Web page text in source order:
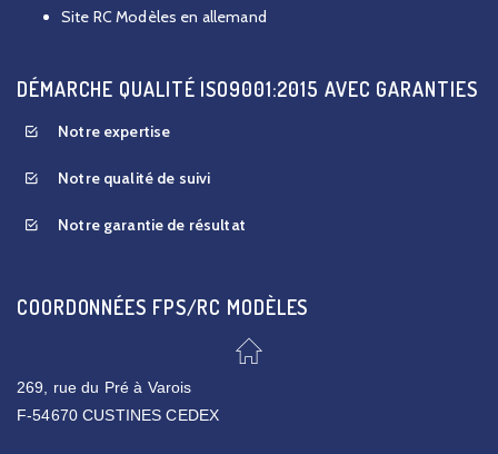
Site RC Modèles en allemand
DÉMARCHE QUALITÉ ISO9001:2015 AVEC GARANTIES
Notre expertise
Notre qualité de suivi
Notre garantie de résultat
COORDONNÉES FPS/RC MODÈLES
269, rue du Pré à Varois
F-54670 CUSTINES CEDEX